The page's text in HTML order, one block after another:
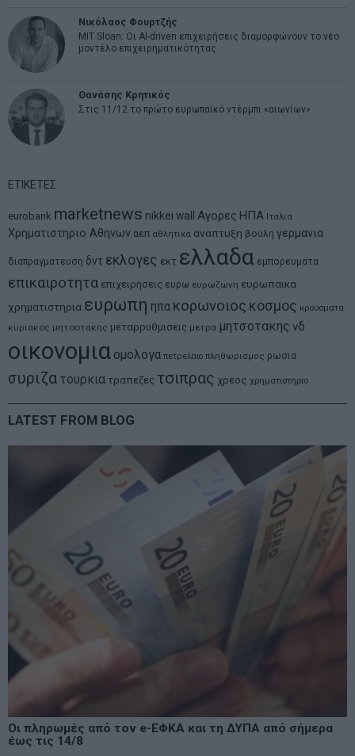
Νικόλαος Φουρτζής
MIT Sloan: Οι AI-driven επιχειρήσεις διαμορφώνουν το νέο
μοντέλο επιχειρηματικότητας
Θανάσης Κρητικός
Στις 11/12 το πρώτο ευρωπαϊκό ντέρμπι «αιωνίων»
ΕΤΙΚΕΤΕΣ
eurobank marketnews nikkei wall Αγορες ΗΠΑ Ιταλια
Χρηματιστηριο Αθηνων αεπ αθλητικα αναπτυξη βουλη γερμανια
διαπραγματευση δντ εκλογες εκτ ελλαδα εμπορευματα
επικαιροτητα επιχειρησεις ευρω ευρωζωνη ευρωπαικα
χρηματιστηρια ευρωπη ηπα κορωνοιος κοσμος κρουσματα
κυριακος μητσοτακης μεταρρυθμισεις μετρα μητσοτακης νδ
οικονομια ομολογα πετρελαιο πληθωρισμος ρωσια
συριζα τουρκια τραπεζες τσιπρας χρεος χρηματιστηριο
LATEST FROM BLOG
Οι πληρωμές από τον e-ΕΦΚΑ και τη ΔΥΠΑ από σήμερα
έως τις 14/8